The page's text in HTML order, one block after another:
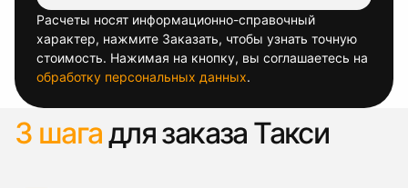
Расчеты носят информационно-справочный
характер, нажмите Заказать, чтобы узнать точную
стоимость. Нажимая на кнопку, вы соглашаетесь на
обработку персональных данных.
3 шагадля заказа Такси